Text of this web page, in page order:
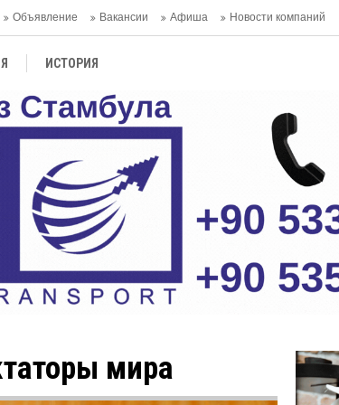
Объявление Вакансии Афиша Новости компаний
ИСТОРИЯ
мира